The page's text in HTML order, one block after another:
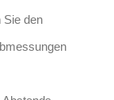
Sie den